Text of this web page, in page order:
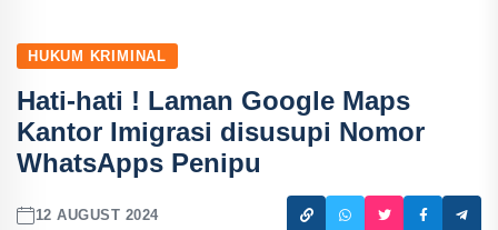
HUKUM KRIMINAL
Hati-hati ! Laman Google Maps
Kantor Imigrasi disusupi Nomor
WhatsApps Penipu
12 AUGUST 2024